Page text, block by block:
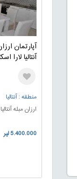
آپارتمان
آنتالیا لارا
منطقه : آنتالیا
ارزان مبله آنتالیا
5.400.000 لیر